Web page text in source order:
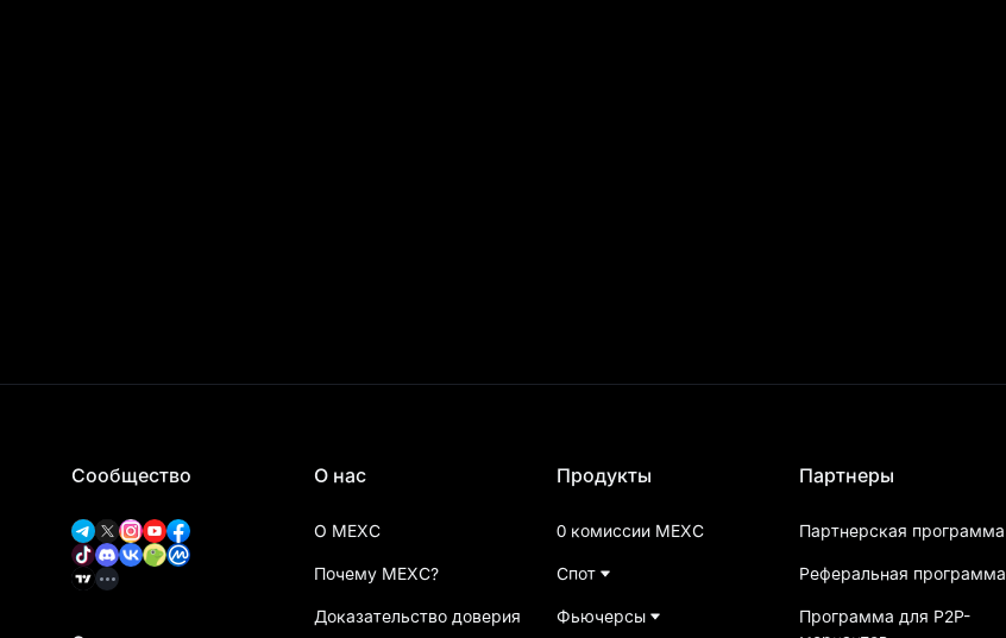
Сообщество О нас
О MEXC
Почему MEXC?
Доказательство доверия
Продукты
0 комиссии MEXC
Спот
Фьючерсы
Партнеры
Партнерская программа
Реферальная программа
Программа для P2Р-